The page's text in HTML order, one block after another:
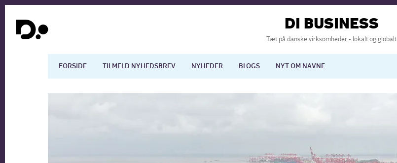
DI BUSINESS
Tæt på danske virksomheder - lokalt og globalt
FORSIDE TILMELD NYHEDSBREV NYHEDER BLOGS NYT OM NAVNE